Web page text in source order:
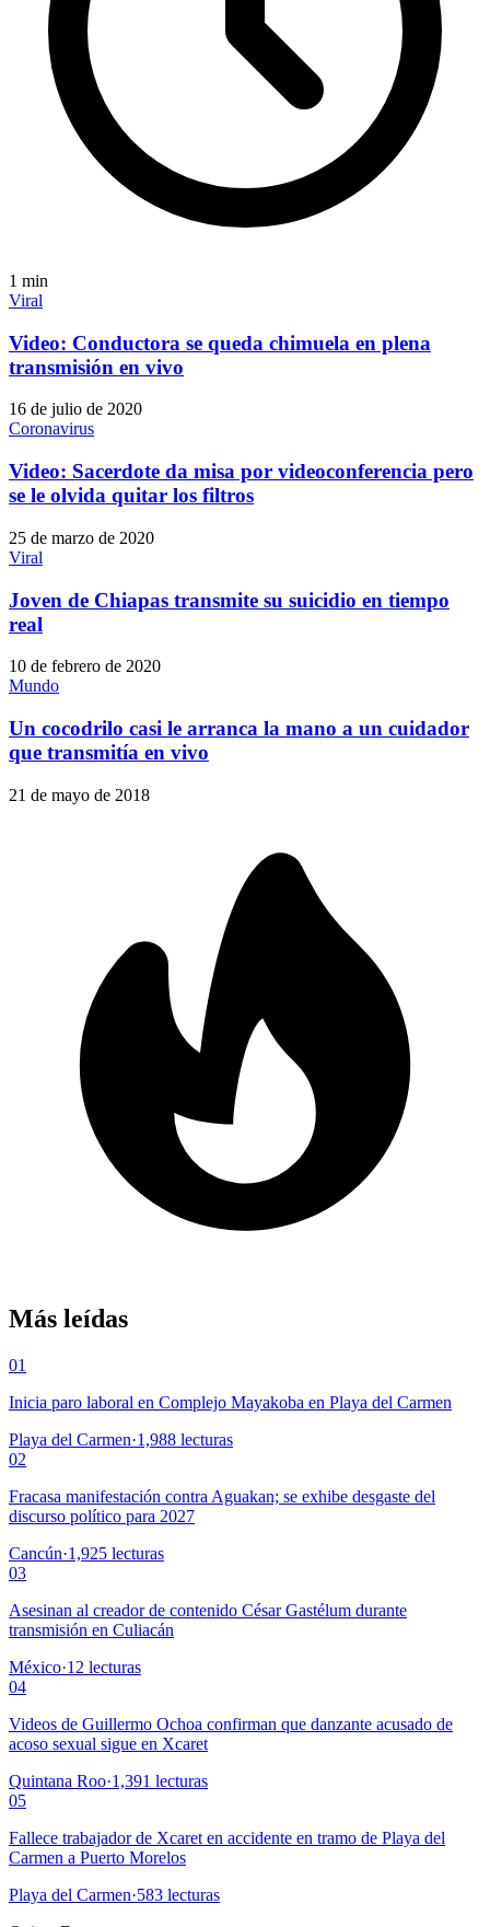
1 min
Viral
Video: Conductora se queda chimuela en plena
transmisión en vivo
16 de julio de 2020
Coronavirus
Video: Sacerdote da misa por videoconferencia pero
se le olvida quitar los filtros
25 de marzo de 2020
Viral
Joven de Chiapas transmite su suicidio en tiempo
real
10 de febrero de 2020
Mundo
Un cocodrilo casi le arranca la mano a un cuidador
que transmitía en vivo
21 de mayo de 2018
Más leídas
01
Inicia paro laboral en Complejo Mayakoba en Playa del Carmen
Playa del Carmen·1,988 lecturas
02
Fracasa manifestación contra Aguakan; se exhibe desgaste del
discurso político para 2027
Cancún·1,925 lecturas
03
Asesinan al creador de contenido César Gastélum durante
transmisión en Culiacán
México·12 lecturas
04
Videos de Guillermo Ochoa confirman que danzante acusado de
acoso sexual sigue en Xcaret
Quintana Roo·1,391 lecturas
05
Fallece trabajador de Xcaret en accidente en tramo de Playa del
Carmen a Puerto Morelos
Playa del Carmen·583 lecturas